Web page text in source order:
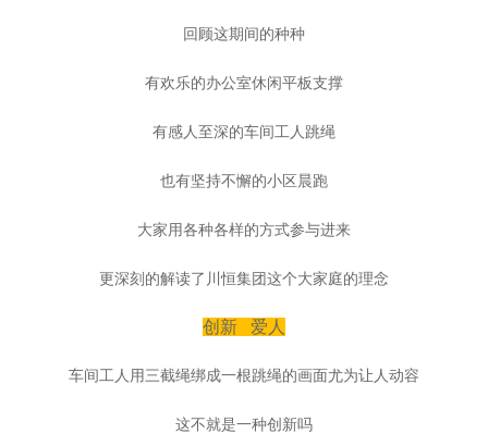
回顾这期间的种种
有欢乐的办公室休闲平板支撑
有感人至深的车间工人跳绳
也有坚持不懈的小区晨跑
大家用各种各样的方式参与进来
更深刻的解读了川恒集团这个大家庭的理念
创新 爱人
车间工人用三截绳绑成一根跳绳的画面尤为让人动容
这不就是一种创新吗